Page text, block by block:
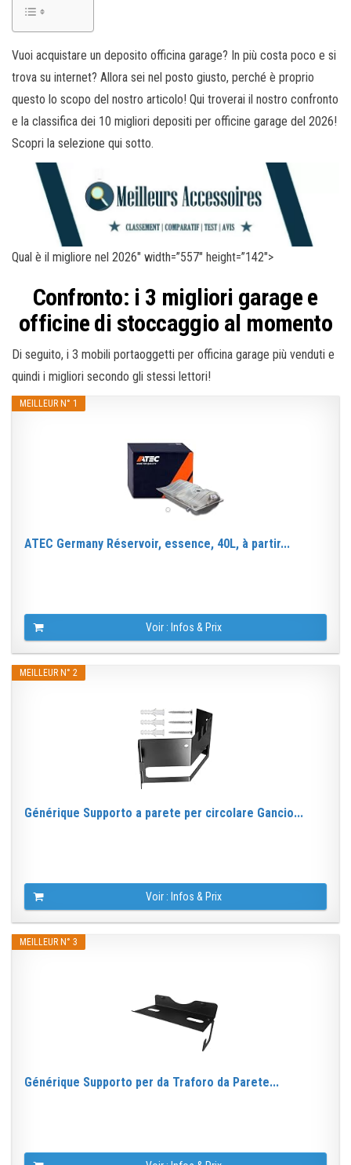
Vuoi acquistare un deposito officina garage? In più costa poco e si
trova su internet? Allora sei nel posto giusto, perché è proprio
questo lo scopo del nostro articolo! Qui troverai il nostro confronto
e la classifica dei 10 migliori depositi per officine garage del 2026!
Scopri la selezione qui sotto.
Qual è il migliore nel 2026″ width=”557″ height=”142″>
Confronto: i 3 migliori garage e
officine di stoccaggio al momento
Di seguito, i 3 mobili portaoggetti per officina garage più venduti e
quindi i migliori secondo gli stessi lettori!
MEILLEUR N° 1
ATEC Germany Réservoir, essence, 40L, à partir...
Voir : Infos & Prix
MEILLEUR N° 2
Générique Supporto a parete per circolare Gancio...
Voir : Infos & Prix
MEILLEUR N° 3
Générique Supporto per da Traforo da Parete...